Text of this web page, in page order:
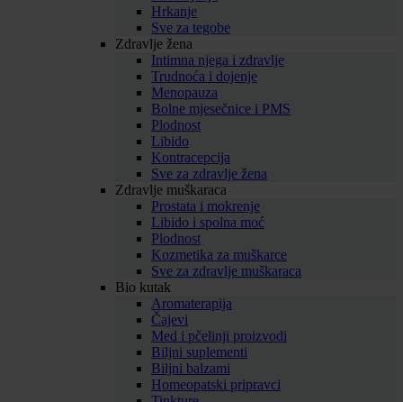
Hrkanje
Sve za tegobe
Zdravlje žena
Intimna njega i zdravlje
Trudnoća i dojenje
Menopauza
Bolne mjesečnice i PMS
Plodnost
Libido
Kontracepcija
Sve za zdravlje žena
Zdravlje muškaraca
Prostata i mokrenje
Libido i spolna moć
Plodnost
Kozmetika za muškarce
Sve za zdravlje muškaraca
Bio kutak
Aromaterapija
Čajevi
Med i pčelinji proizvodi
Biljni suplementi
Biljni balzami
Homeopatski pripravci